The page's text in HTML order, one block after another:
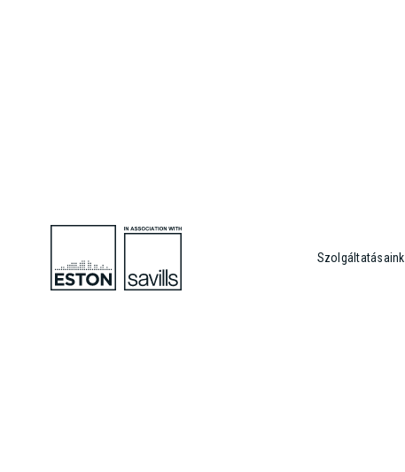
Szolgáltatásaink